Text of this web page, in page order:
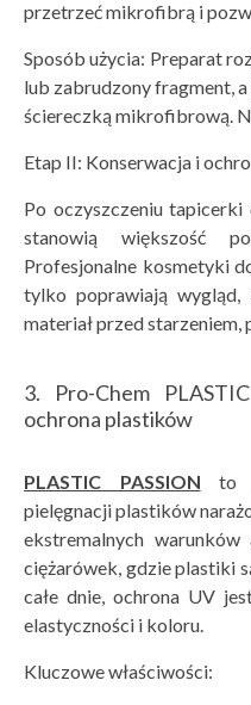
przetrzeć mikrofibrą i
Sposób użycia: Preparat
lub zabrudzony fragment,
ściereczką mikrofibrową.
Etap II: Konserwacja i
Po oczyszczeniu
stanowią większość
Profesjonalne kosmetyki
tylko poprawiają wygląd,
materiał przed starzeniem,
3. Pro-Chem
ochrona plastików
PLASTIC PASSION to
pielęgnacji plastików
ekstremalnych
ciężarówek, gdzie plastiki
całe dnie, ochrona UV
elastyczności i koloru.
Kluczowe właściwości: